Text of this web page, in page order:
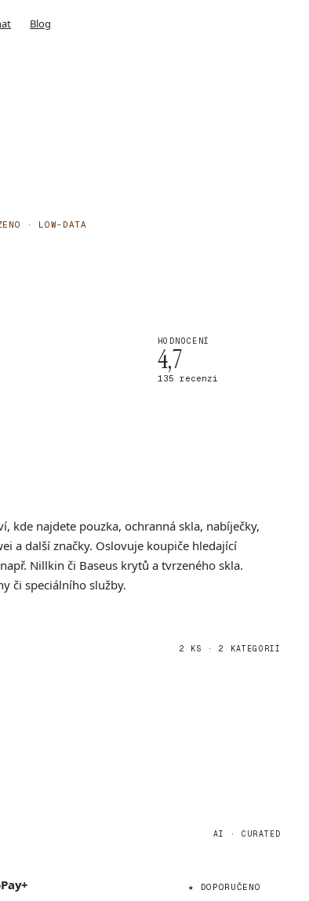
Blog
· LOW-DATA
HODNOCENÍ
4,7
135 recenzí
kde najdete pouzka, ochranná skla, nabíječky,
a další značky. Oslovuje koupiče hledající
Nillkin či Baseus krytů a tvrzeného skla.
či speciálního služby.
2 KS · 2 KATEGORIÍ
AI · CURATED
★ DOPORUČENO